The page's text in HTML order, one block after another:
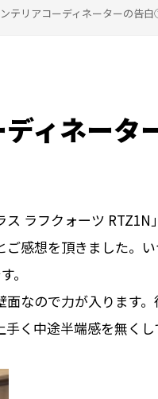
テリアコーディネーターの告
ディネー
ス ラフクォーツ
感想を頂きました。
。
なので力が入ります
く中途半端感を無く